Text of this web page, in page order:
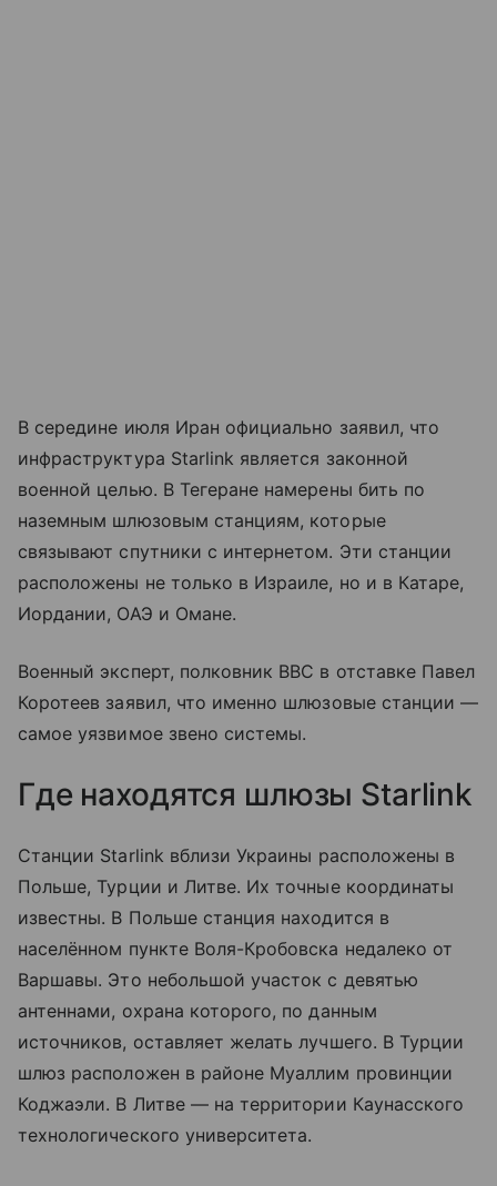
В середине июля Иран официально заявил, что
инфраструктура Starlink является законной
военной целью. В Тегеране намерены бить по
наземным шлюзовым станциям, которые
связывают спутники с интернетом. Эти станции
расположены не только в Израиле, но и в Катаре,
Иордании, ОАЭ и Омане.
Военный эксперт, полковник ВВС в отставке Павел
Коротеев заявил, что именно шлюзовые станции —
самое уязвимое звено системы.
Где находятся шлюзы Starlink
Станции Starlink вблизи Украины расположены в
Польше, Турции и Литве. Их точные координаты
известны. В Польше станция находится в
населённом пункте Воля-Кробовска недалеко от
Варшавы. Это небольшой участок с девятью
антеннами, охрана которого, по данным
источников, оставляет желать лучшего. В Турции
шлюз расположен в районе Муаллим провинции
Коджаэли. В Литве — на территории Каунасского
технологического университета.